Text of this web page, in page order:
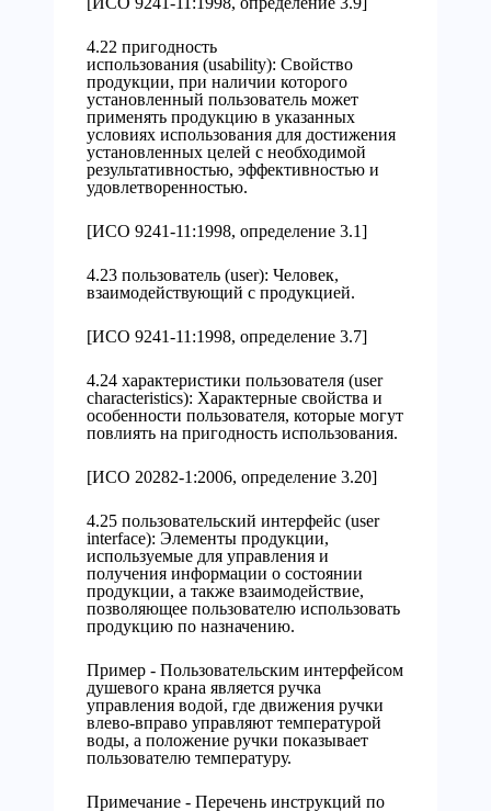
4.22 пригодность
использования (usability): Свойство
продукции, при наличии которого
установленный пользователь может
применять продукцию в указанных
условиях использования для достижения
установленных целей с необходимой
результативностью, эффективностью и
удовлетворенностью.
[ИСО 9241-11:1998, определение 3.1]
4.23 пользователь (user): Человек,
взаимодействующий с продукцией.
[ИСО 9241-11:1998, определение 3.7]
4.24 характеристики пользователя (user
characteristics): Характерные свойства и
особенности пользователя, которые могут
повлиять на пригодность использования.
[ИСО 20282-1:2006, определение 3.20]
4.25 пользовательский интерфейс (user
interface): Элементы продукции,
используемые для управления и
получения информации о состоянии
продукции, а также взаимодействие,
позволяющее пользователю использовать
продукцию по назначению.
Пример - Пользовательским интерфейсом
душевого крана является ручка
управления водой, где движения ручки
влево-вправо управляют температурой
воды, а положение ручки показывает
пользователю температуру.
Примечание - Перечень инструкций по